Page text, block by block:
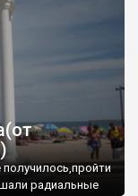
радиальные